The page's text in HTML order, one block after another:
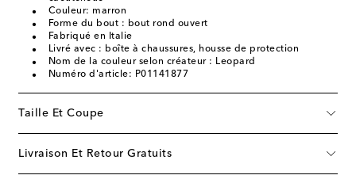
Couleur: marron
Forme du bout : bout rond ouvert
Fabriqué en Italie
Livré avec : boîte à chaussures, housse de protection
Nom de la couleur selon créateur : Leopard
Numéro d'article: P01141877
Taille Et Coupe
Livraison Et Retour Gratuits